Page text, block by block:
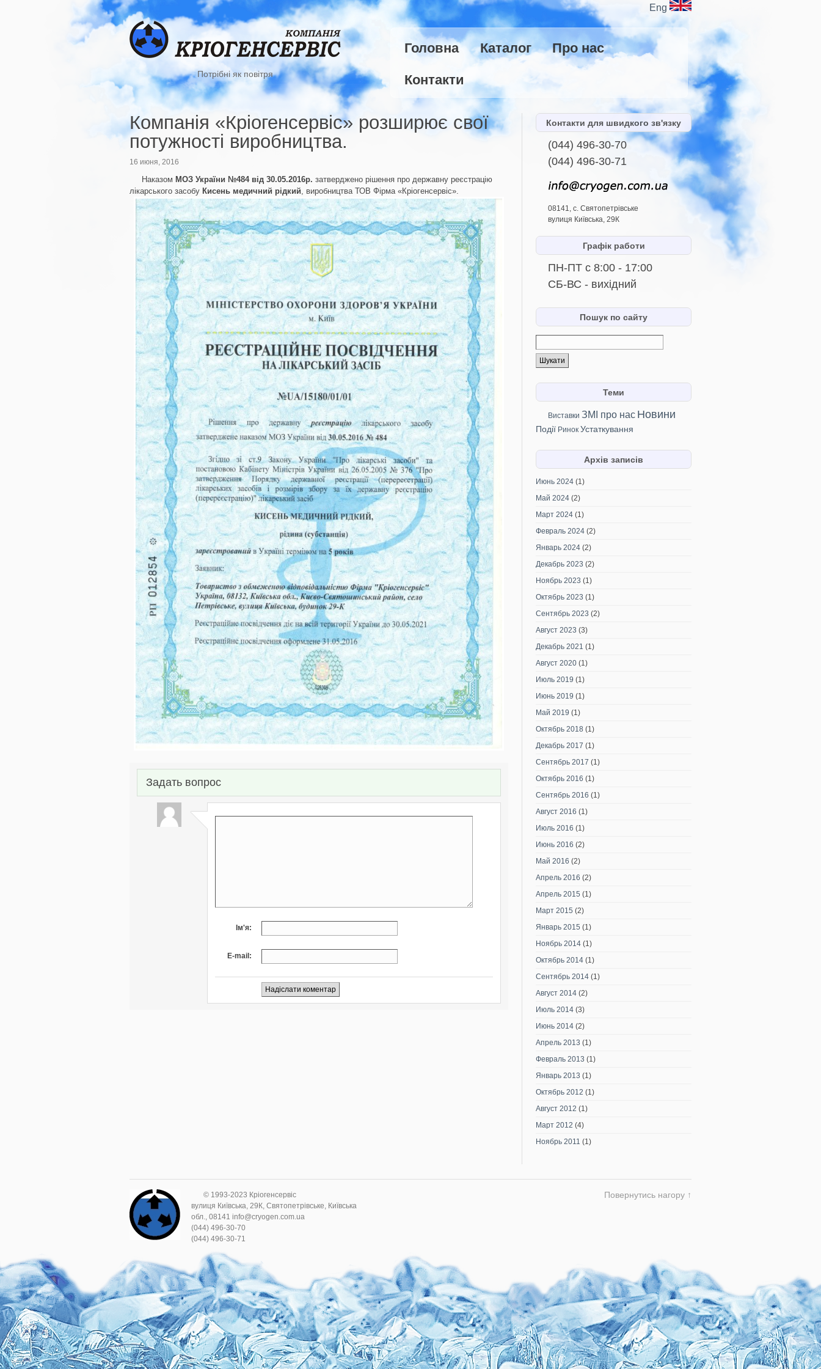
Eng
Потрібні як повітря
Головна Каталог Про нас
Контакти
Компанія «Кріогенсервіс» розширює свої
потужності виробництва.
16 июня, 2016
Наказом МОЗ України №484 від 30.05.2016р. затверджено рішення про державну реєстрацію
лікарського засобу Кисень медичний рідкий, виробництва ТОВ Фірма «Кріогенсервіс».
Задать вопрос
Ім'я:
E-mail:
Контакти для швидкого зв'язку
(044) 496-30-70
(044) 496-30-71
08141, с. Святопетрівське
вулиця Київська, 29К
Графік работи
ПН-ПТ с 8:00 - 17:00
СБ-ВС - вихідний
Пошук по сайту
Теми
Виставки ЗМІ про нас Новини
Події Ринок Устаткування
Архів записів
Июнь 2024 (1)
Май 2024 (2)
Март 2024 (1)
Февраль 2024 (2)
Январь 2024 (2)
Декабрь 2023 (2)
Ноябрь 2023 (1)
Октябрь 2023 (1)
Сентябрь 2023 (2)
Август 2023 (3)
Декабрь 2021 (1)
Август 2020 (1)
Июль 2019 (1)
Июнь 2019 (1)
Май 2019 (1)
Октябрь 2018 (1)
Декабрь 2017 (1)
Сентябрь 2017 (1)
Октябрь 2016 (1)
Сентябрь 2016 (1)
Август 2016 (1)
Июль 2016 (1)
Июнь 2016 (2)
Май 2016 (2)
Апрель 2016 (2)
Апрель 2015 (1)
Март 2015 (2)
Январь 2015 (1)
Ноябрь 2014 (1)
Октябрь 2014 (1)
Сентябрь 2014 (1)
Август 2014 (2)
Июль 2014 (3)
Июнь 2014 (2)
Апрель 2013 (1)
Февраль 2013 (1)
Январь 2013 (1)
Октябрь 2012 (1)
Август 2012 (1)
Март 2012 (4)
Ноябрь 2011 (1)
© 1993-2023 Кріогенсервіс
вулиця Київська, 29К, Святопетрівське, Київська
обл., 08141 info@cryogen.com.ua
(044) 496-30-70
(044) 496-30-71
Повернутись нагору ↑